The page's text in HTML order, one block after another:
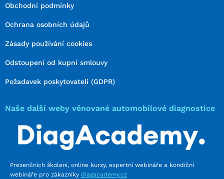
Obchodní podmínky
Ochrana osobních údajů
Zásady používání cookies
Odstoupení od kupní smlouvy
Požadavek poskytovateli (GDPR)
Naše další weby věnované automobilové diagnostice
Prezenčních školení, online kurzy, expertní webináře a kondiční
webináře pro zákazníky diagacademy.cz